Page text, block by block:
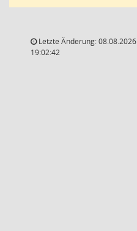
Letzte Änderung: 08.08.2026
19:02:42